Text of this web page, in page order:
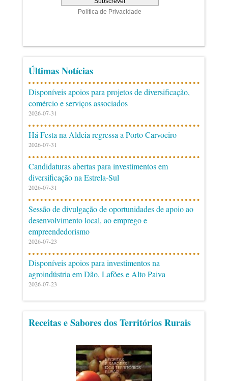
Últimas Notícias
Disponíveis apoios para projetos de diversificação,
comércio e serviços associados
2026-07-31
Há Festa na Aldeia regressa a Porto Carvoeiro
2026-07-31
Candidaturas abertas para investimentos em
diversificação na Estrela-Sul
2026-07-31
Sessão de divulgação de oportunidades de apoio ao
desenvolvimento local, ao emprego e
empreendedorismo
2026-07-23
Disponíveis apoios para investimentos na
agroindústria em Dão, Lafões e Alto Paiva
2026-07-23
Receitas e Sabores dos Territórios Rurais